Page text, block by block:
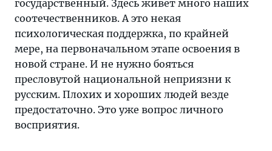
государственный. Здесь живет много наших
соотечественников. А это некая
психологическая поддержка, по крайней
мере, на первоначальном этапе освоения в
новой стране. И не нужно бояться
пресловутой национальной неприязни к
русским. Плохих и хороших людей везде
предостаточно. Это уже вопрос личного
восприятия.